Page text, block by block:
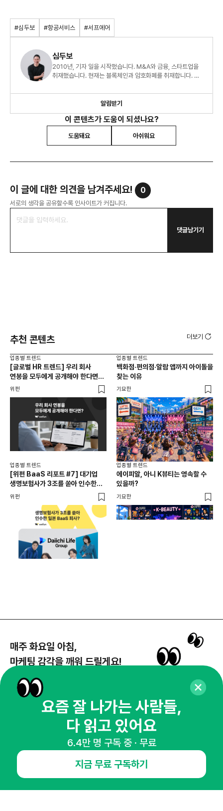
#심두보 #항공서비스 #서프에어
심두보
2010년, 기자 일을 시작했습니다. M&A와 금융, 스타트업을
취재했습니다. 현재는 블록체인과 암호화폐를 취재합니다. <
관심이 많아 관련 글을 읽고 씁니다. 사이드 프로젝트로 <회사
_밖>을 운영하고 있습니다. <회사_밖>은 직장인 네트워킹을
위한 프로젝트입니다.
알림받기
이 콘텐츠가 도움이 되셨나요?
도움돼요 아쉬워요
이 글에 대한 의견을 남겨주세요! 0
서로의 생각을 공유할수록 인사이트가 커집니다.
댓글남기기
추천 콘텐츠 더보기
업종별 트렌드
[글로벌 HR 트렌드] 우리 회사
연봉을 모두에게 공개해야 한다면? |
급여 투명성 법, 해외 사례, 연봉
위펀
업종별 트렌드
백화점·편의점·알람 앱까지 아이돌을
찾는 이유
기묘한
업종별 트렌드
[위펀 BaaS 리포트 #7] 대기업
생명보험사가 3조를 쏟아 인수한
일본 BaaS 회사의 정체는?
위펀
업종별 트렌드
에이피알, 아니 K뷰티는 영속할 수
있을까?
기묘한
매주 화요일 아침,
마케팅 감각을 깨워 드릴게요!
뉴스레터 구독하기
오픈애즈란
요즘 잘 나가는 사람들,
다 읽고 있어요
6.4만 명 구독 중 · 무료
지금 무료 구독하기